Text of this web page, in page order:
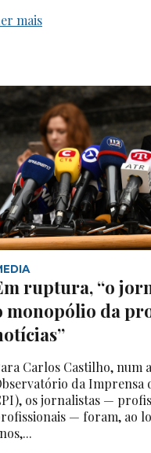
mais
ruptura, “o
monopólio da
Carlos Castilho, num
da Imprensa
os jornalistas —
— foram, ao